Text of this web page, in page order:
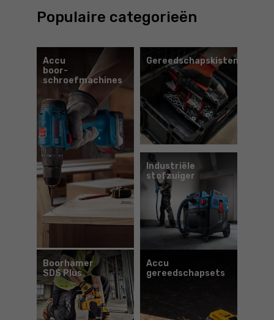
Populaire categorieën
Accu
boor-
schroefmachines
Gereedschapskisten
Industriële
stofzuiger
Boorhamer
SDS Plus
Accu
gereedschapsets